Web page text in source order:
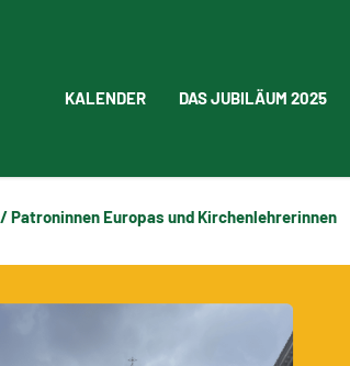
KALENDER DAS JUBILÄUM 2025
/ Patroninnen Europas und Kirchenlehrerinnen